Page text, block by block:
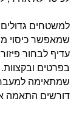
למשטחים
שמאפשר כיסוי
עדיף לבחור
בפרטים
שמתאימה למעבר
דורשים התאמה